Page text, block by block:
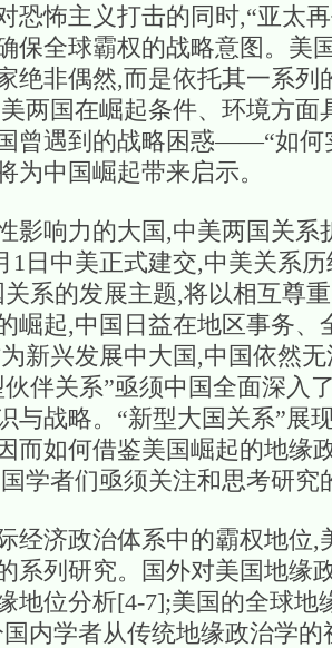
恐怖主义打击的同时,“亚太
保全球霸权的战略意图。美
绝非偶然,而是依托其一系
两国在崛起条件、环境方
曾遇到的战略困惑——“如何
为中国崛起带来启示。
影响力的大国,中美两国关
1日中美正式建交,中美关系
关系的发展主题,将以相互尊
崛起,中国日益在地区事务
新兴发展中大国,中国依然
伴关系”亟须中国全面深入
与战略。“新型大国关系”展
而如何借鉴美国崛起的地缘
学者们亟须关注和思考研究
经济政治体系中的霸权地位
系列研究。国外对美国地缘
地位分析[4-7];美国的全球
内学者从传统地缘政治学